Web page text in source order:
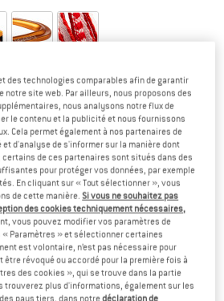
sur les frais de livraison. Ouvre une
- 6-Pack 17 cm - 1-Pack
des technologies comparables afin de garantir
site web. Par ailleurs, nous proposons des
nous analysons notre flux de
le contenu et la publicité et nous fournissons
Cela permet également à nos partenaires de
d'analyse de s'informer sur la manière dont
de ces partenaires sont situés dans des
pour protéger vos données, par exemple
En cliquant sur « Tout sélectionner », vous
de cette manière.Si vous ne souhaitez pas
des cookies techniquement nécessaires,
vous pouvez modifier vos paramètres de
Paramètres » et sélectionner certaines
est volontaire, n’est pas nécessaire pour
être révoqué ou accordé pour la première fois à
des cookies », qui se trouve dans la partie
trouverez plus d'informations, également sur les
pays tiers, dans notredéclaration de